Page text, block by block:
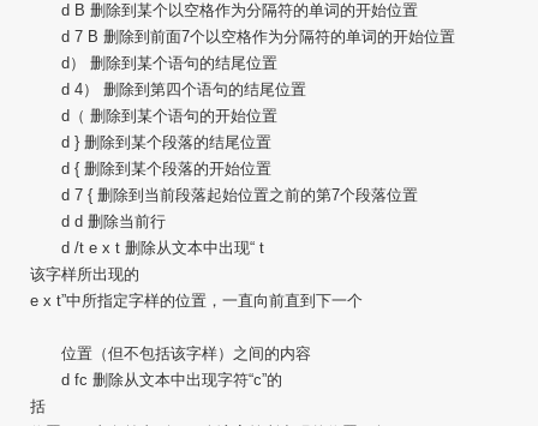
d B 删除到某个以空格作为分隔符的单词的开始位置
d 7 B 删除到前面7个以空格作为分隔符的单词的开始位置
d） 删除到某个语句的结尾位置
d 4） 删除到第四个语句的结尾位置
d（ 删除到某个语句的开始位置
d } 删除到某个段落的结尾位置
d { 删除到某个段落的开始位置
d 7 { 删除到当前段落起始位置之前的第7个段落位置
d d 删除当前行
d /t e x t 删除从文本中出现“ t
该字样所出现的
e x t”中所指定字样的位置，一直向前直到下一个
位置（但不包括该字样）之间的内容
d fc 删除从文本中出现字符“c”的
括